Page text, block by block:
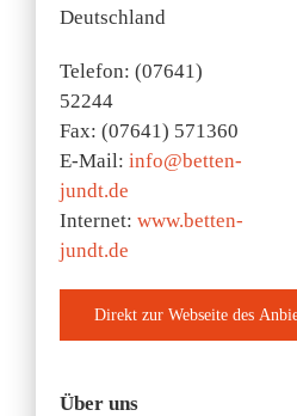
Deutschland
Telefon: (07641)
52244
Fax: (07641) 571360
E-Mail: info@betten-
jundt.de
Internet: www.betten-
jundt.de
Über uns